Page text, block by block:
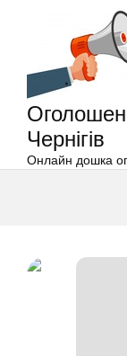
Чернігів
Онлайн дошка